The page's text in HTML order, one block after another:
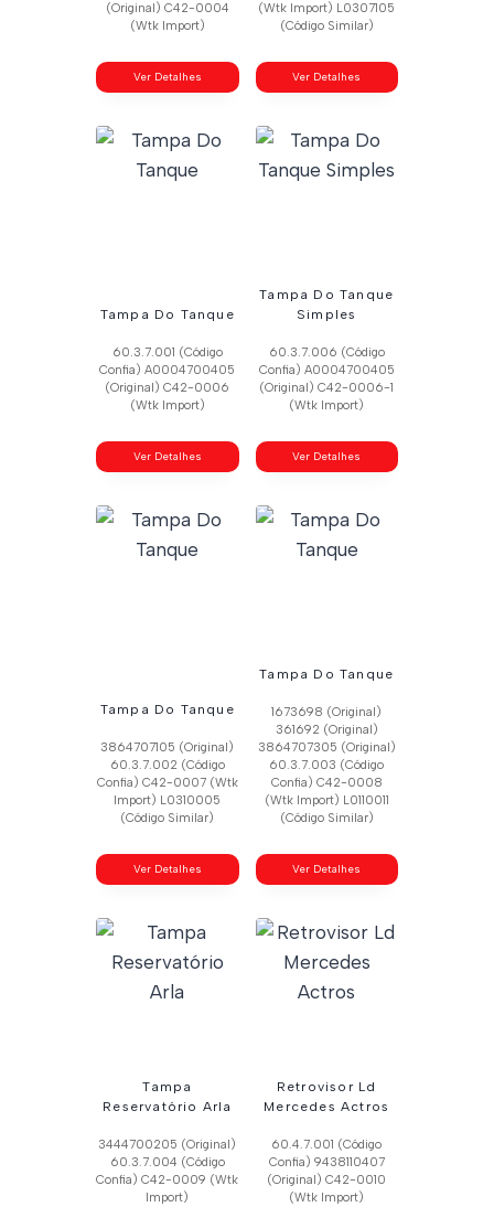
(Original) C42-0004
(Wtk Import)
Ver Detalhes
(Wtk Import) L0307105
(Código Similar)
Ver Detalhes
Tampa Do Tanque
60.3.7.001 (Código
Confia) A0004700405
(Original) C42-0006
(Wtk Import)
Ver Detalhes
Tampa Do Tanque
Simples
60.3.7.006 (Código
Confia) A0004700405
(Original) C42-0006-1
(Wtk Import)
Ver Detalhes
Tampa Do Tanque
3864707105 (Original)
60.3.7.002 (Código
Confia) C42-0007 (Wtk
Import) L0310005
(Código Similar)
Ver Detalhes
Tampa Do Tanque
1673698 (Original)
361692 (Original)
3864707305 (Original)
60.3.7.003 (Código
Confia) C42-0008
(Wtk Import) L0110011
(Código Similar)
Ver Detalhes
Tampa
Reservatório Arla
3444700205 (Original)
60.3.7.004 (Código
Confia) C42-0009 (Wtk
Import)
Retrovisor Ld
Mercedes Actros
60.4.7.001 (Código
Confia) 9438110407
(Original) C42-0010
(Wtk Import)